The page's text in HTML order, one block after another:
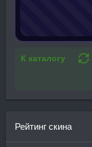
К каталогу
Рейтинг скина